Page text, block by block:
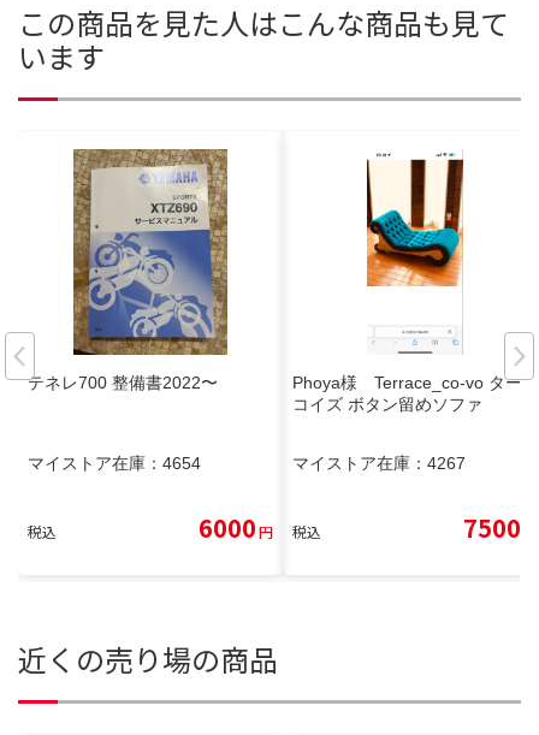
この商品を見た人はこんな商品も見て
います
テネレ700 整備書2022〜
マイストア在庫： 4654
税込 6000円
Phoya様 Terrace_co-vo ター
コイズ ボタン留めソファ
マイストア在庫： 4267
税込 7500
近くの売り場の商品